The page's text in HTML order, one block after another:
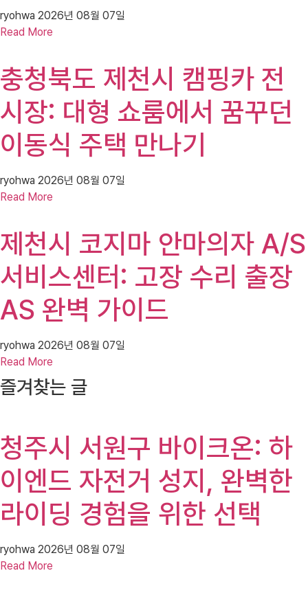
ryohwa 2026년 08월 07일
Read More
충청북도 제천시 캠핑카 전
시장: 대형 쇼룸에서 꿈꾸던
이동식 주택 만나기
ryohwa 2026년 08월 07일
Read More
제천시 코지마 안마의자 A/S
서비스센터: 고장 수리 출장
AS 완벽 가이드
ryohwa 2026년 08월 07일
Read More
즐겨찾는 글
청주시 서원구 바이크온: 하
이엔드 자전거 성지, 완벽한
라이딩 경험을 위한 선택
ryohwa 2026년 08월 07일
Read More